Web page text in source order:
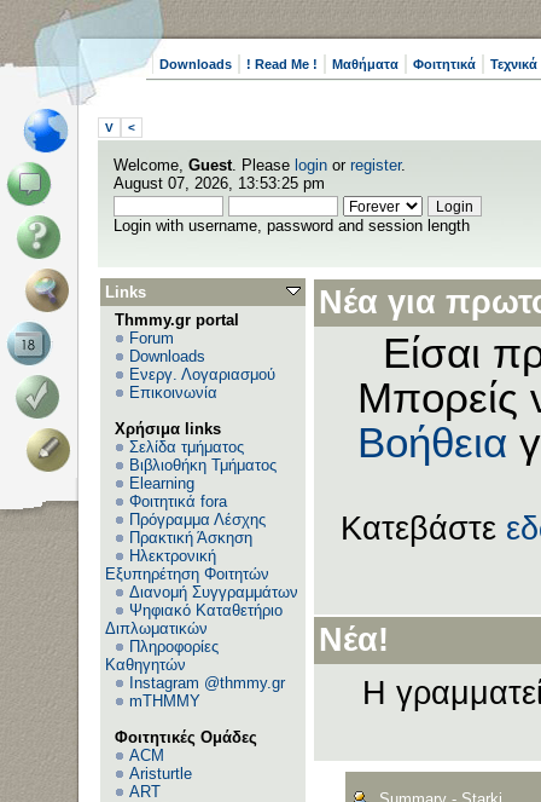
Downloads ! Read Me ! Μαθήματα Φοιτητικά
V <
Welcome, Guest. Please login or register.
August 07, 2026, 13:53:25 pm
Login with username, password and session length
Links
Thmmy.gr portal
Forum
Downloads
Ενεργ. Λογαριασμού
Επικοινωνία
Χρήσιμα links
Σελίδα τμήματος
Βιβλιοθήκη Τμήματος
Elearning
Φοιτητικά fora
Πρόγραμμα Λέσχης
Πρακτική Άσκηση
Ηλεκτρονική
Εξυπηρέτηση Φοιτητών
Διανομή Συγγραμμάτων
Ψηφιακό Καταθετήριο
Διπλωματικών
Πληροφορίες
Καθηγητών
Instagram @thmmy.gr
mTHMMY
Φοιτητικές Ομάδες
ACM
Aristurtle
ART
Νέα για
Είσαι
Μπορείς
Βοήθεια
Κατεβάστε
Νέα!
Η